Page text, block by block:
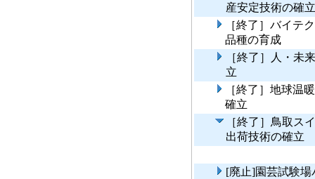
産安定技術の確立
［終了］バイテ
品種の育成
［終了］人・未
立
［終了］地球温
確立
［終了］鳥取ス
出荷技術の確立
[廃止]園芸試験